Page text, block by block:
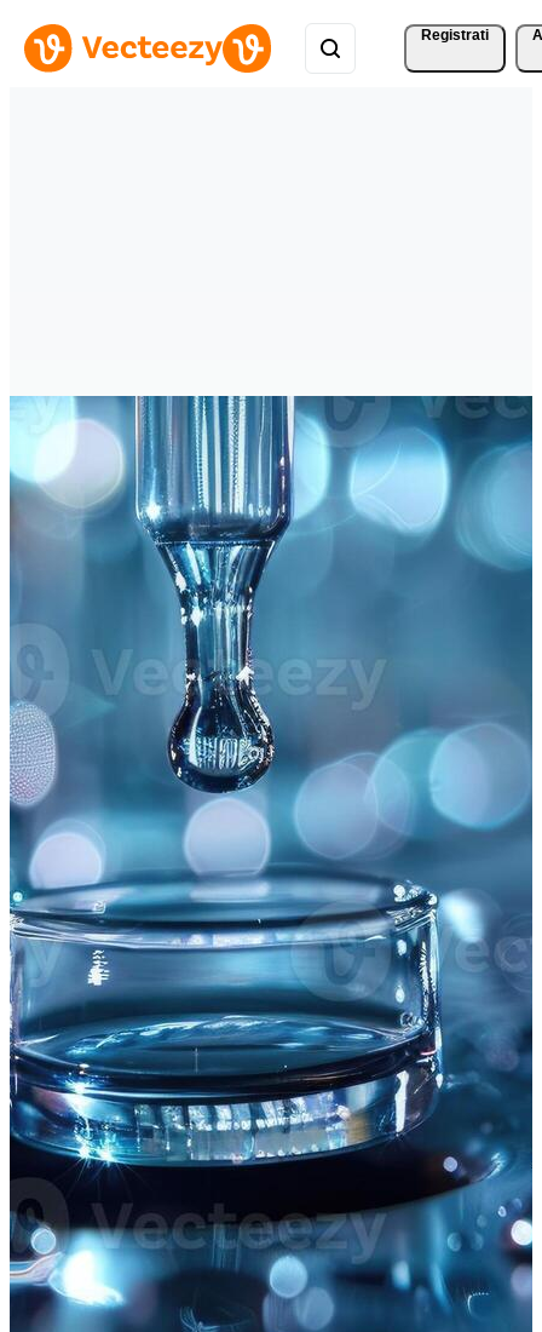
Registrati